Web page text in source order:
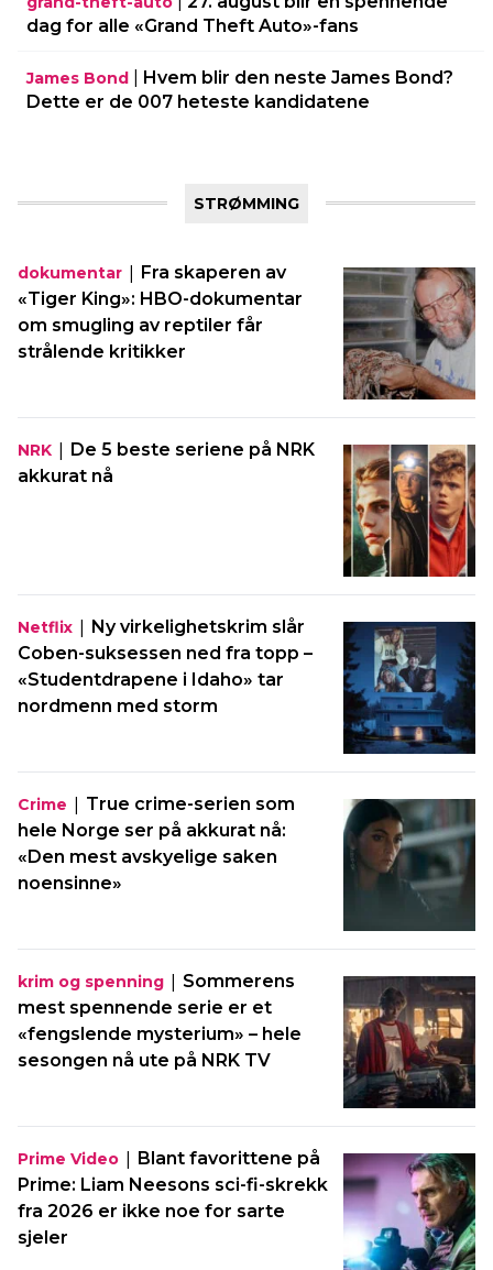
dag for alle «Grand Theft Auto»-fans
James Bond
Hvem blir den neste James Bond?
Dette er de 007 heteste kandidatene
STRØMMING
dokumentar | Fra skaperen av
«Tiger King»: HBO-dokumentar
om smugling av reptiler får
strålende kritikker
NRK | De 5 beste seriene på NRK
akkurat nå
Netflix | Ny virkelighetskrim slår
Coben-suksessen ned fra topp –
«Studentdrapene i Idaho» tar
nordmenn med storm
Crime | True crime-serien som
hele Norge ser på akkurat nå:
«Den mest avskyelige saken
noensinne»
krim og spenning | Sommerens
mest spennende serie er et
«fengslende mysterium» – hele
sesongen nå ute på NRK TV
Prime Video | Blant favorittene på
Prime: Liam Neesons sci-fi-skrekk
fra 2026 er ikke noe for sarte
sjeler